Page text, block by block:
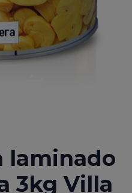
laminado
3kg Villa